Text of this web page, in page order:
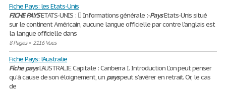
Fiche Pays: les Etats-Unis
FICHEPAYSETATS-UNIS :  Informations générale :-PaysEtats-Unis situé
sur le continent Américain, aucune langue officielle par contre l’anglais est
la langue officielle dans
8 Pages• 2116 Vues
Fiche Pays: l'Australie
Fiche paysL’AUSTRALIE Capitale : Canberra I. Introduction L’on peut penser
qu’à cause de son éloignement, un payspeut s’avérer en retrait. Or, le cas
de